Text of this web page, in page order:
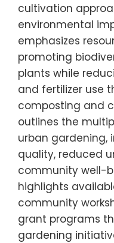
cultivation
environmental
emphasizes
promoting
plants while
and fertilizer use
composting and
outlines the
urban gardening,
quality, reduced
community well-
highlights
community
grant programs
gardening